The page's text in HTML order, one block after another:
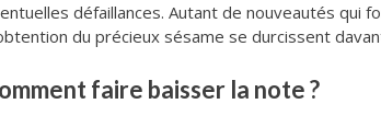
défaillances. Autant de nouveautés qui
du précieux sésame se durcissent
faire baisser la note ?